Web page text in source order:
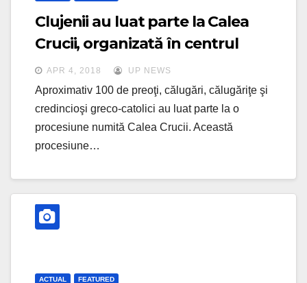
Clujenii au luat parte la Calea
Crucii, organizată în centrul
oraşului VIDEO
APR 4, 2018 UP NEWS
Aproximativ 100 de preoţi, călugări, călugăriţe şi
credincioşi greco-catolici au luat parte la o
procesiune numită Calea Crucii. Această
procesiune…
ACTUAL FEATURED